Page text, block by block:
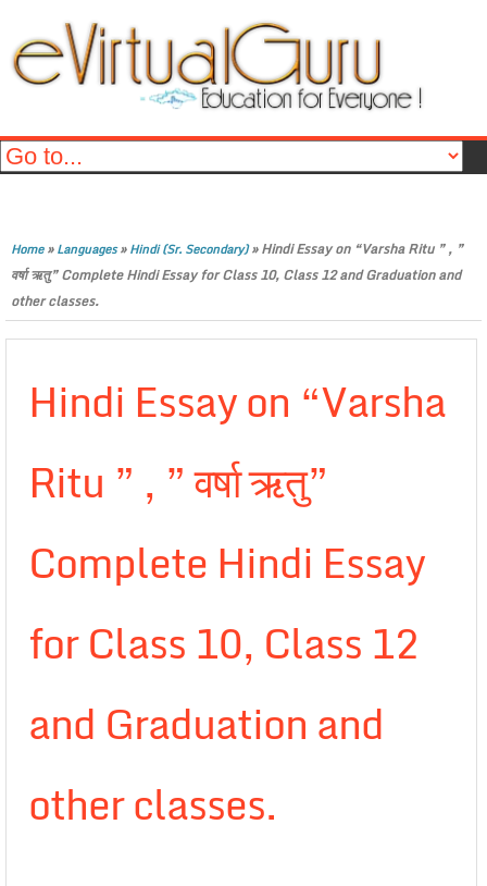
Home»Languages»Hindi (Sr. Secondary)»Hindi Essay on “Varsha Ritu ” , ”
वर्षा ऋतु” Complete Hindi Essay for Class 10, Class 12 and Graduation and
other classes.
Hindi Essay on “Varsha
Ritu ” , ” वर्षा ऋतु”
Complete Hindi Essay
for Class 10, Class 12
and Graduation and
other classes.